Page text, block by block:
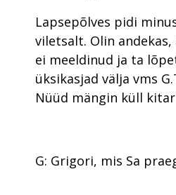
Lapsepõlves pidi
viletsalt. Olin
ei meeldinud ja ta
üksikasjad välja vms
Nüüd mängin küll
G: Grigori, mis Sa